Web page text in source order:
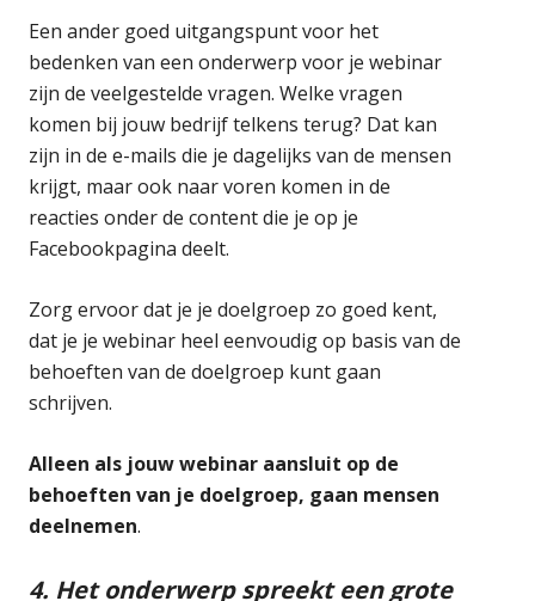
Een ander goed uitgangspunt voor het
bedenken van een onderwerp voor je webinar
zijn de veelgestelde vragen. Welke vragen
komen bij jouw bedrijf telkens terug? Dat kan
zijn in de e-mails die je dagelijks van de mensen
krijgt, maar ook naar voren komen in de
reacties onder de content die je op je
Facebookpagina deelt.
Zorg ervoor dat je je doelgroep zo goed kent,
dat je je webinar heel eenvoudig op basis van de
behoeften van de doelgroep kunt gaan
schrijven.
Alleen als jouw webinar aansluit op de
behoeften van je doelgroep, gaan mensen
deelnemen.
4. Het onderwerp spreekt een grote